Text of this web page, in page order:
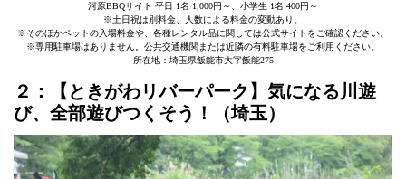
河原BBQサイト 平日 1名 1,000円～、小学生 1名 400円～
※土日祝は別料金、人数による料金の変動あり。
※そのほかペットの入場料金や、各種レンタル品に関しては公式サイトをご確認ください。
※専用駐車場はありません。公共交通機関または近隣の有料駐車場をご利用ください。
所在地：埼玉県飯能市大字飯能275
２：【ときがわリバーパーク】気になる川遊
び、全部遊びつくそう！（埼玉）